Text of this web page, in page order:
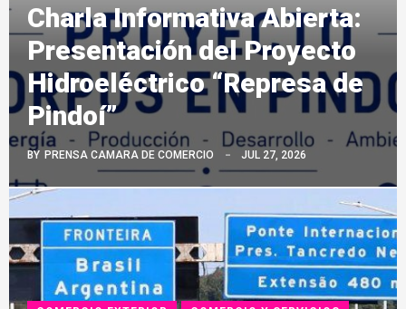
Charla Informativa Abierta:
Presentación del Proyecto
Hidroeléctrico “Represa de
Pindoí”
BY PRENSA CAMARA DE COMERCIO JUL 27, 2026